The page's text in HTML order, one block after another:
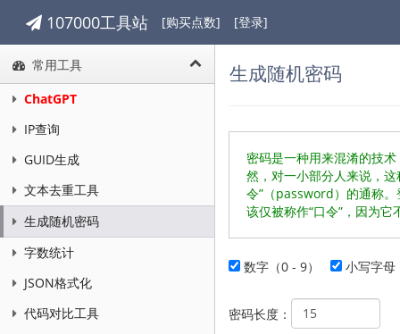
107000工具站 [登录]
[购买点数]
常用工具
ChatGPT
IP查询
GUID生成
文本去重工具
生成随机密码
字数统计
JSON格式化
代码对比工具
生成随机密码
密码是一种用来混淆的技
然，对一小部分人来说，
令”（password）的通称。
该仅被称作“口令”，因为
数字（0 - 9） 小写字母
密码长度：